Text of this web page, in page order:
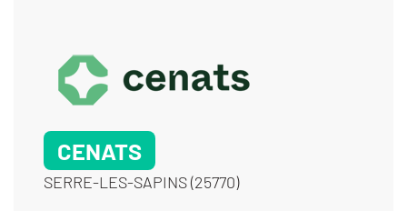
CENATS
SERRE-LES-SAPINS (25770)